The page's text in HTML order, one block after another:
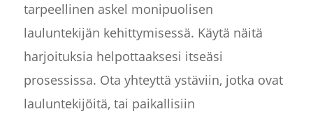
tarpeellinen askel monipuolisen
lauluntekijän kehittymisessä. Käytä näitä
harjoituksia helpottaaksesi itseäsi
prosessissa. Ota yhteyttä ystäviin, jotka ovat
lauluntekijöitä, tai paikallisiin